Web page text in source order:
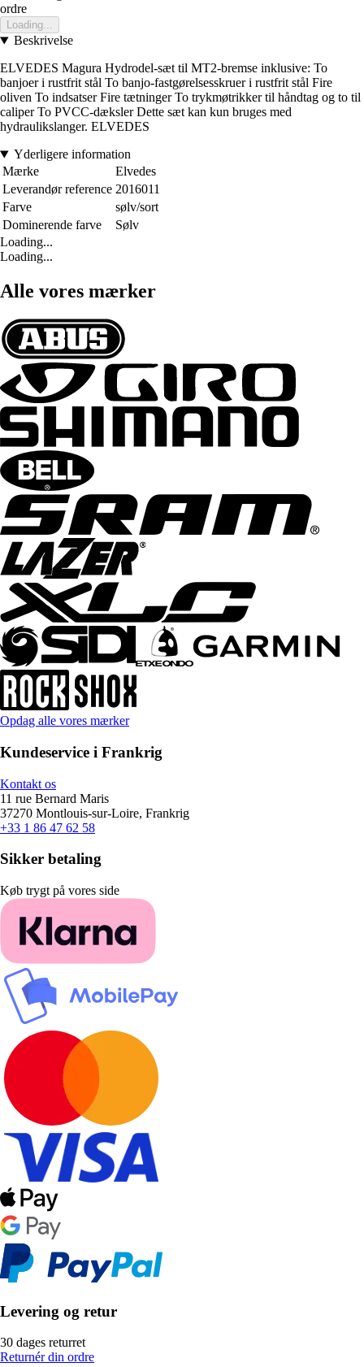
ordre
Loading...
Beskrivelse
ELVEDES Magura Hydrodel-sæt til MT2-bremse inklusive: To
banjoer i rustfrit stål To banjo-fastgørelsesskruer i rustfrit stål Fire
oliven To indsatser Fire tætninger To trykmøtrikker til håndtag og to til
caliper To PVCC-dæksler Dette sæt kan kun bruges med
hydraulikslanger. ELVEDES
Yderligere information
Mærke
Elvedes
Leverandør reference 2016011
Farve
sølv/sort
Dominerende farve
Sølv
Loading...
Loading...
Alle vores mærker
Opdag alle vores mærker
Kundeservice i Frankrig
Kontakt os
11 rue Bernard Maris
37270 Montlouis-sur-Loire, Frankrig
+33 1 86 47 62 58
Sikker betaling
Køb trygt på vores side
Levering og retur
30 dages returret
Returnér din ordre